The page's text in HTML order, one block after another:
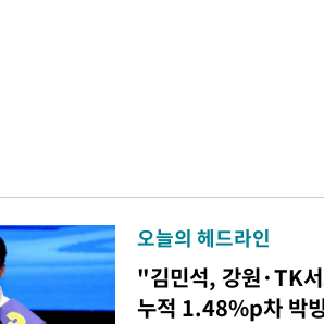
오늘의 헤드라인
"김민석, 강원·TK
누적 1.48%p차 박